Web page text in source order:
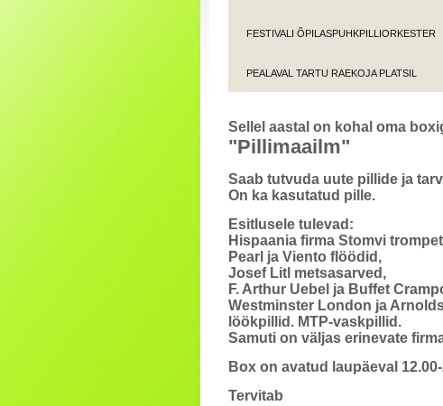
FESTIVALI ÕPILASPUHKPILLIORKESTER
PEALAVAL TARTU RAEKOJA PLATSIL
Sellel aastal on kohal oma
"Pillimaailm"
Saab tutvuda uute pillide ja
On ka kasutatud pille.
Esitlusele tulevad:
Hispaania firma Stomvi
Pearl ja Viento flöödid,
Josef Litl metsasarved,
F. Arthur Uebel ja Buffet
Westminster London ja
löökpillid. MTP-vaskpillid.
Samuti on väljas erinevate
Box on avatud laupäeval
Tervitab